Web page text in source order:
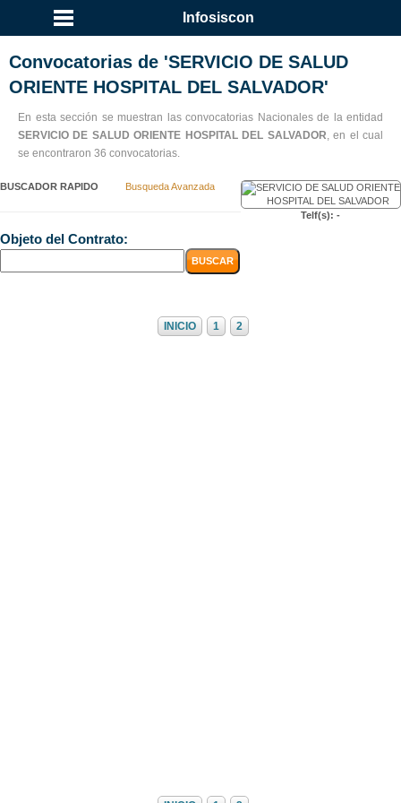
Infosiscon
Convocatorias de 'SERVICIO DE SALUD
ORIENTE HOSPITAL DEL SALVADOR'
En esta sección se muestran las convocatorias Nacionales de la entidad
SERVICIO DE SALUD ORIENTE HOSPITAL DEL SALVADOR, en el cual
se encontraron 36 convocatorias.
BUSCADOR RAPIDO Busqueda Avanzada
Objeto del Contrato:
Telf(s): -
INICIO 1 2